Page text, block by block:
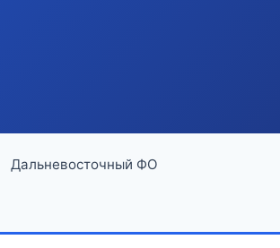
Дальневосточный ФО